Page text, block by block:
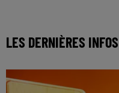
LES DERNIÈRES INFOS